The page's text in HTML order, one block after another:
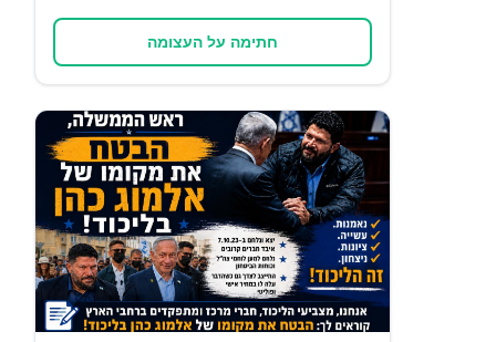
חתימה על העצומה